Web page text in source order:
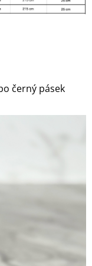
černý pásek